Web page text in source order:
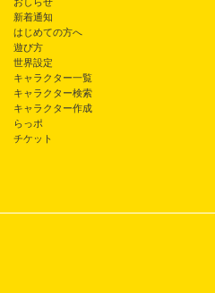
新着通知
はじめての方へ
遊び方
世界設定
キャラクター一覧
キャラクター検索
キャラクター作成
らっポ
チケット